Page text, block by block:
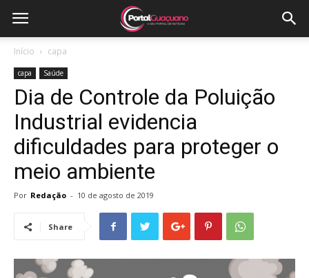
Início capa
capa Saúde
Dia de Controle da Poluição
Industrial evidencia
dificuldades para proteger o
meio ambiente
Por Redação - 10 de agosto de 2019
Share